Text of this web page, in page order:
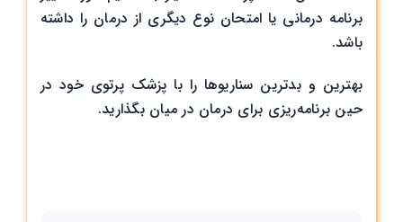
برنامه درمانی یا امتحان نوع دیگری از درمان را داشته
باشد.
بهترین و بدترین سناریوها را با پزشک پرتوی خود در
حین برنامه‌ریزی برای درمان در میان بگذارید.